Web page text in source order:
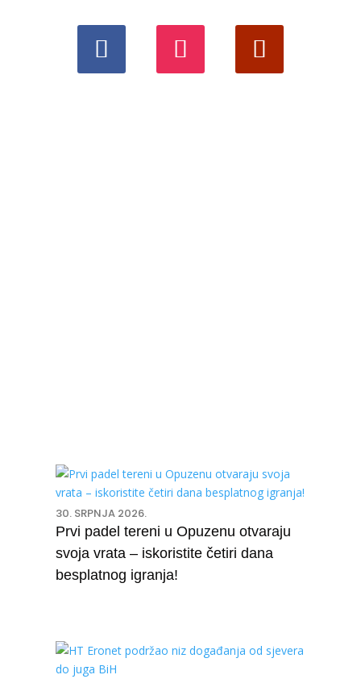
30. SRPNJA 2026.
Prvi padel tereni u Opuzenu otvaraju
svoja vrata – iskoristite četiri dana
besplatnog igranja!